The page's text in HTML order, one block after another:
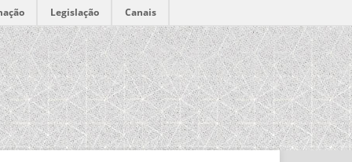
Legislação Canais